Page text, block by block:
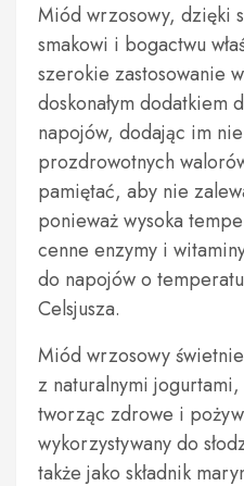
Miód wrzosowy, dzięki
smakowi i bogactwu
szerokie zastosowanie
doskonałym dodatkiem
napojów, dodając im
prozdrowotnych
pamiętać, aby nie
ponieważ wysoka
cenne enzymy i
do napojów o
Celsjusza.
Miód wrzosowy
z naturalnymi
tworząc zdrowe i
wykorzystywany do
także jako składnik